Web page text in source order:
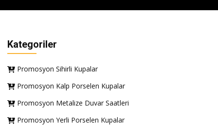
Kategoriler
Promosyon Sihirli Kupalar
Promosyon Kalp Porselen Kupalar
Promosyon Metalize Duvar Saatleri
Promosyon Yerli Porselen Kupalar